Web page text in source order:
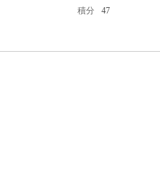
積分
47